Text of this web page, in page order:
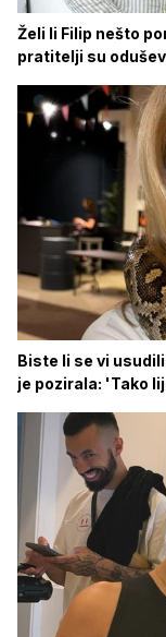
Želi li Filip nešto
pratitelji su
Biste li se vi
je pozirala: 'Tako